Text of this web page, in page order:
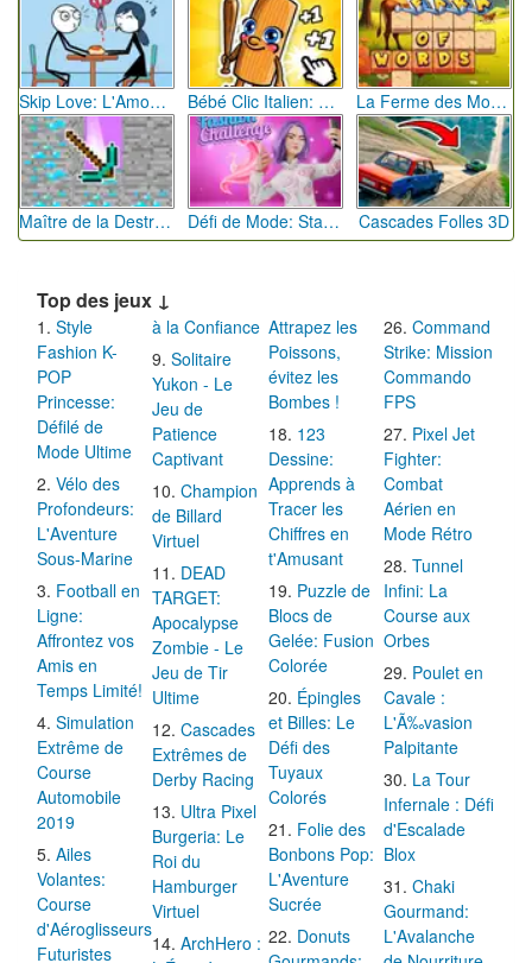
Skip Love: L'Amour en Péril Bébé Clic Italien: La Folie des Petits Bambins La Ferme des Mots - Cultivez votre Vocabulaire
Maître de la Destruction: Fusion de Pioches Défi de Mode: Star du Podium Cascades Folles 3D
Top des jeux ↓
Style
Fashion K-
POP
Princesse:
Défilé de
Mode Ultime
Vélo des
Profondeurs:
L'Aventure
Sous-Marine
Football en
Ligne:
Affrontez vos
Amis en
Temps Limité!
Simulation
Extrême de
Course
Automobile
2019
Ailes
Volantes:
Course
d'Aéroglisseurs
Futuristes
à la Confiance
Solitaire
Yukon - Le
Jeu de
Patience
Captivant
Champion
de Billard
Virtuel
DEAD
TARGET:
Apocalypse
Zombie - Le
Jeu de Tir
Ultime
Cascades
Extrêmes de
Derby Racing
Ultra Pixel
Burgeria: Le
Roi du
Hamburger
Virtuel
ArchHero :
Attrapez les
Poissons,
évitez les
Bombes !
123
Dessine:
Apprends à
Tracer les
Chiffres en
t'Amusant
Puzzle de
Blocs de
Gelée: Fusion
Colorée
Épingles
et Billes: Le
Défi des
Tuyaux
Colorés
Folie des
Bonbons Pop:
L'Aventure
Sucrée
Donuts
Command
Strike: Mission
Commando
FPS
Pixel Jet
Fighter:
Combat
Aérien en
Mode Rétro
Tunnel
Infini: La
Course aux
Orbes
Poulet en
Cavale :
L'Ã‰vasion
Palpitante
La Tour
Infernale : Défi
d'Escalade
Blox
Chaki
Gourmand:
L'Avalanche